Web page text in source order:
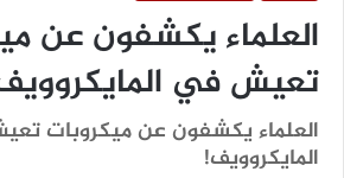
العلماء يكشفون عن
تعيش في
العلماء يكشفون عن ميكروبات
المايكروويف!